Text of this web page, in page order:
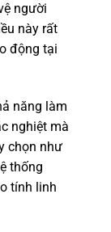
người
này rất
động tại
năng làm
nghiệt mà
chọn như
thống
tính linh